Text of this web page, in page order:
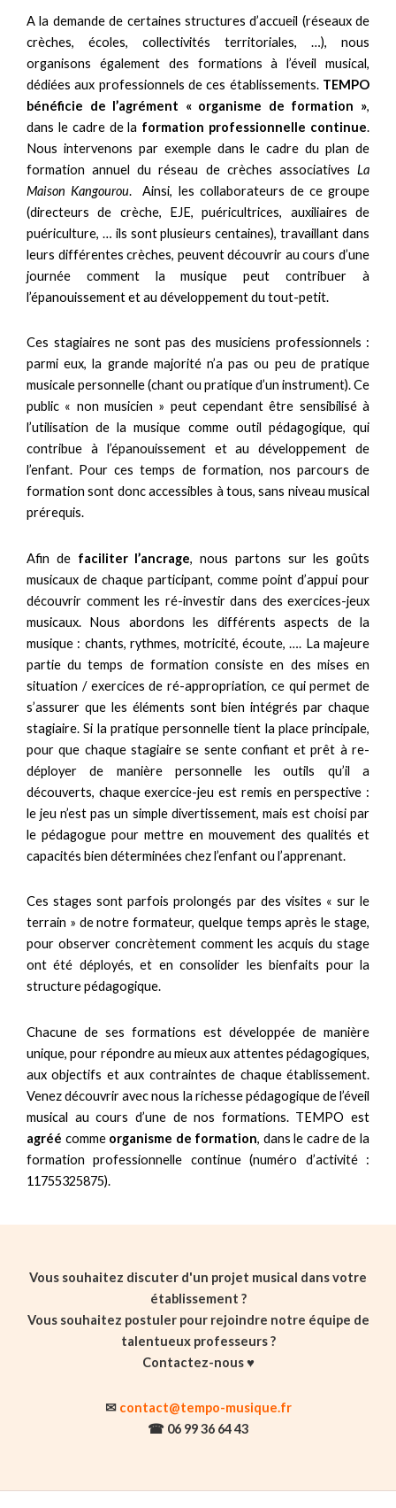
A la demande de certaines structures d’accueil (réseaux de
crèches, écoles, collectivités territoriales, …), nous
organisons également des formations à l’éveil musical,
dédiées aux professionnels de ces établissements. TEMPO
bénéficie de l’agrément « organisme de formation »,
dans le cadre de la formation professionnelle continue.
Nous intervenons par exemple dans le cadre du plan de
formation annuel du réseau de crèches associatives La
Maison Kangourou. Ainsi, les collaborateurs de ce groupe
(directeurs de crèche, EJE, puéricultrices, auxiliaires de
puériculture, … ils sont plusieurs centaines), travaillant dans
leurs différentes crèches, peuvent découvrir au cours d’une
journée comment la musique peut contribuer à
l’épanouissement et au développement du tout-petit.
Ces stagiaires ne sont pas des musiciens professionnels :
parmi eux, la grande majorité n’a pas ou peu de pratique
musicale personnelle (chant ou pratique d’un instrument). Ce
public « non musicien » peut cependant être sensibilisé à
l’utilisation de la musique comme outil pédagogique, qui
contribue à l’épanouissement et au développement de
l’enfant. Pour ces temps de formation, nos parcours de
formation sont donc accessibles à tous, sans niveau musical
prérequis.
Afin de faciliter l’ancrage, nous partons sur les goûts
musicaux de chaque participant, comme point d’appui pour
découvrir comment les ré-investir dans des exercices-jeux
musicaux. Nous abordons les différents aspects de la
musique : chants, rythmes, motricité, écoute, …. La majeure
partie du temps de formation consiste en des mises en
situation / exercices de ré-appropriation, ce qui permet de
s’assurer que les éléments sont bien intégrés par chaque
stagiaire. Si la pratique personnelle tient la place principale,
pour que chaque stagiaire se sente confiant et prêt à re-
déployer de manière personnelle les outils qu’il a
découverts, chaque exercice-jeu est remis en perspective :
le jeu n’est pas un simple divertissement, mais est choisi par
le pédagogue pour mettre en mouvement des qualités et
capacités bien déterminées chez l’enfant ou l’apprenant.
Ces stages sont parfois prolongés par des visites « sur le
terrain » de notre formateur, quelque temps après le stage,
pour observer concrètement comment les acquis du stage
ont été déployés, et en consolider les bienfaits pour la
structure pédagogique.
Chacune de ses formations est développée de manière
unique, pour répondre au mieux aux attentes pédagogiques,
aux objectifs et aux contraintes de chaque établissement.
Venez découvrir avec nous la richesse pédagogique de l’éveil
musical au cours d’une de nos formations. TEMPO est
agréé commeorganisme de formation, dans le cadre de la
formation professionnelle continue (numéro d’activité :
11755325875).
Vous souhaitez discuter d'un projet musical dans votre
établissement ?
Vous souhaitez postuler pour rejoindre notre équipe de
talentueux professeurs ?
Contactez-nous ♥️
✉ contact@tempo-musique.fr
☎ 06 99 36 64 43